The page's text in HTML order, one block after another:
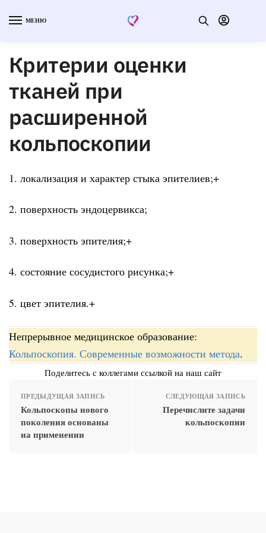
МЕНЮ
Критерии оценки
тканей при
расширенной
кольпоскопии
1. локализация и характер стыка эпителиев;+
2. поверхность эндоцервикса;
3. поверхность эпителия;+
4. состояние сосудистого рисунка;+
5. цвет эпителия.+
Непрерывное медицинское образование:
Кольпоскопия. Современные возможности метода.
Поделитесь с коллегами ссылкой на наш сайт
ПРЕДЫДУЩАЯ ЗАПИСЬ
Кольпоскопы нового
поколения основаны
на применении
СЛЕДУЮЩАЯ ЗАПИСЬ
Перечислите задачи
кольпоскопии